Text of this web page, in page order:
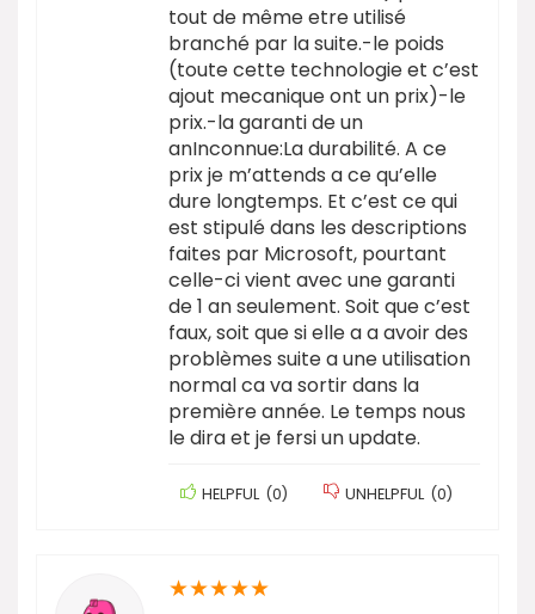
tout de même etre utilisé
branché par la suite.-le poids
(toute cette technologie et c’est
ajout mecanique ont un prix)-le
prix.-la garanti de un
anInconnue:La durabilité. A ce
prix je m’attends a ce qu’elle
dure longtemps. Et c’est ce qui
est stipulé dans les descriptions
faites par Microsoft, pourtant
celle-ci vient avec une garanti
de 1 an seulement. Soit que c’est
faux, soit que si elle a a avoir des
problèmes suite a une utilisation
normal ca va sortir dans la
première année. Le temps nous
le dira et je fersi un update.
HELPFUL (0) UNHELPFUL (0)
★★★★★